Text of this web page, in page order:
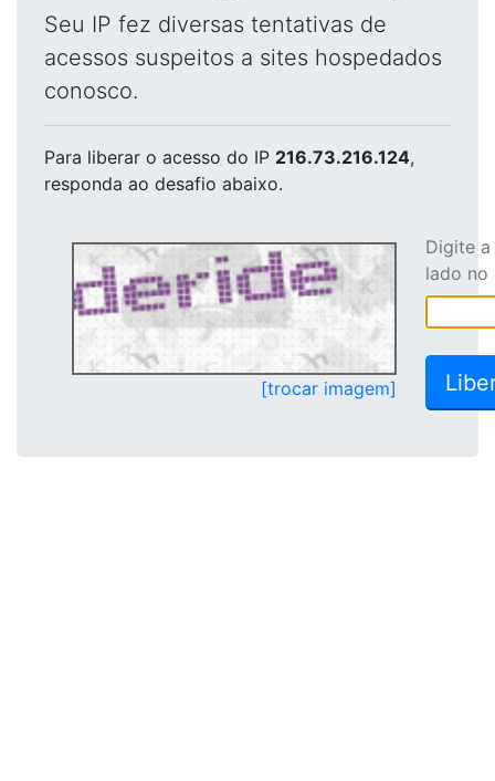
Seu IP fez diversas tentativas de
acessos suspeitos a sites hospedados
conosco.
Para liberar o acesso do IP 216.73.216.124,
responda ao desafio abaixo.
[trocar imagem]
Digite
lado no